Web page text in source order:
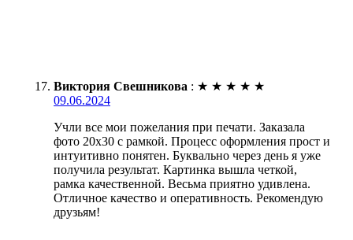
Виктория Свешникова : ★ ★ ★ ★ ★
09.06.2024
Учли все мои пожелания при печати. Заказала
фото 20х30 с рамкой. Процесс оформления прост и
интуитивно понятен. Буквально через день я уже
получила результат. Картинка вышла четкой,
рамка качественной. Весьма приятно удивлена.
Отличное качество и оперативность. Рекомендую
друзьям!